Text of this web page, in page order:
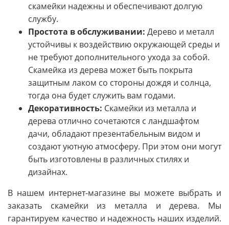
скамейки надежны и обеспечивают долгую
службу.
Простота в обслуживании: Дерево и металл
устойчивы к воздействию окружающей среды и
не требуют дополнительного ухода за собой.
Скамейка из дерева может быть покрыта
защитным лаком со стороны дождя и солнца,
тогда она будет служить вам годами.
Декоративность: Скамейки из металла и
дерева отлично сочетаются с ландшафтом
дачи, обладают презентабельным видом и
создают уютную атмосферу. При этом они могут
быть изготовлены в различных стилях и
дизайнах.
В нашем интернет-магазине вы можете выбрать и
заказать скамейки из металла и дерева. Мы
гарантируем качество и надежность наших изделий.